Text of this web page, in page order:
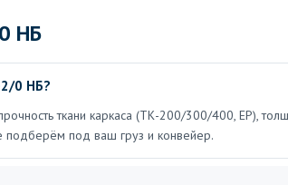
НБ
0 НБ?
ткани каркаса (ТК-200/300/400, ЕР),
подберём под ваш груз и конвейер.